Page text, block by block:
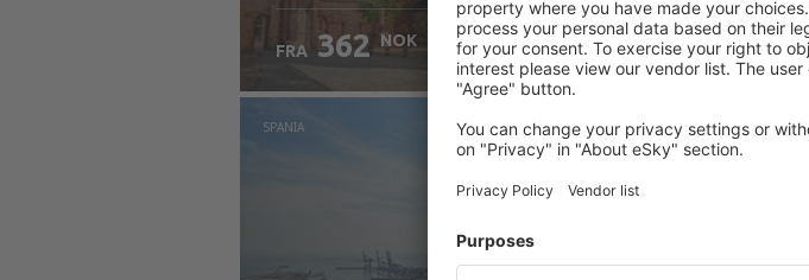
Sjekk informasjon
FRA 362 NOK
SPANIA